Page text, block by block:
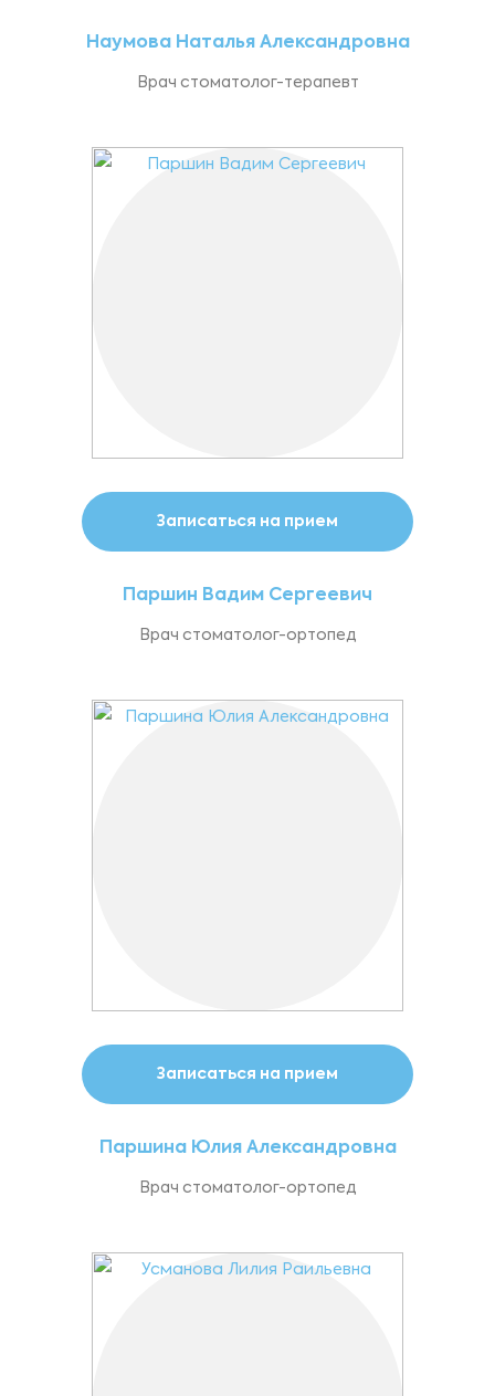
Наумова Наталья Александровна
Врач стоматолог-терапевт
Записаться на прием
Паршин Вадим Сергеевич
Врач стоматолог-ортопед
Записаться на прием
Паршина Юлия Александровна
Врач стоматолог-ортопед